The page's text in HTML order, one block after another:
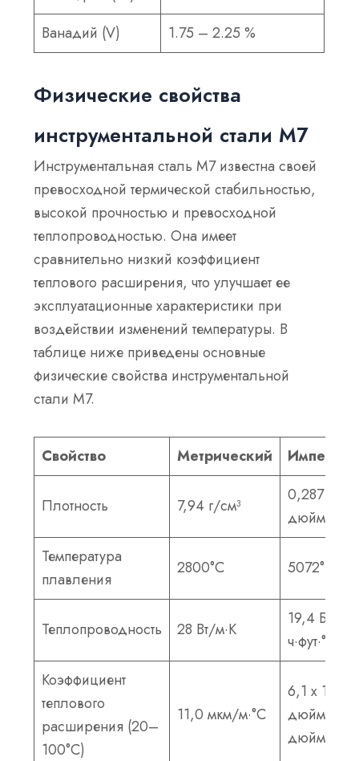
Ванадий (V)
1.75 – 2.25 %
Физические свойства
инструментальной стали М7
Инструментальная сталь M7 известна своей
превосходной термической стабильностью,
высокой прочностью и превосходной
теплопроводностью. Она имеет
сравнительно низкий коэффициент
теплового расширения, что улучшает ее
эксплуатационные характеристики при
воздействии изменений температуры. В
таблице ниже приведены основные
физические свойства инструментальной
стали M7.
Свойство Метрический
Плотность 7,94 г/см³
0,287
дюйм³
Температура
плавления
2800°С 5072°F
Теплопроводность 28 Вт/м·К
19,4 БТЕ/
Коэффициент
теплового
расширения (20–
100°C)
11,0 мкм/м·°С
6,1 x 10⁻⁶
дюйм/
дюйм·°F